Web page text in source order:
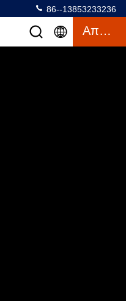
86--13853233236
Απόσπασμα